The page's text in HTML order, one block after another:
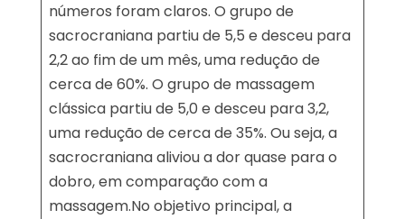
números foram claros. O grupo de
sacrocraniana partiu de 5,5 e desceu para
2,2 ao fim de um mês, uma redução de
cerca de 60%. O grupo de massagem
clássica partiu de 5,0 e desceu para 3,2,
uma redução de cerca de 35%. Ou seja, a
sacrocraniana aliviou a dor quase para o
dobro, em comparação com a
massagem.No objetivo principal, a